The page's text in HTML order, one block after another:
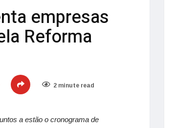
empresas
Reforma
2 minute read
a estão o cronograma de